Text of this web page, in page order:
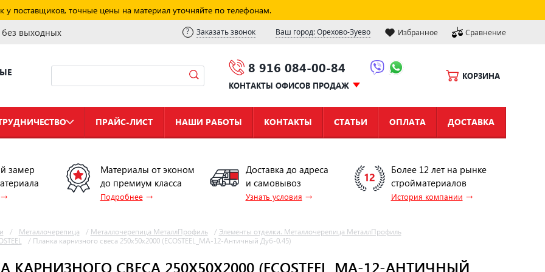
у поставщиков, точные цены на материал уточняйте по телефонам.
выходных Заказать звонок Ваш город: Орехово-Зуево Избранное Сравнение
8 916 084-00-84
КОНТАКТЫ ОФИСОВ ПРОДАЖ
КОРЗИНА
ПРАЙС-ЛИСТ НАШИ РАБОТЫ КОНТАКТЫ СТАТЬИ ОПЛАТА ДОСТАВКА
замер
Материалы от эконом
до премиум класса
Подробнее→
Доставка до адреса
и самовывоз
Узнать условия →
Более 12 лет на рынке
стройматериалов
История компании →
/ Металлочерепица / Металлочерепица МеталлПрофиль / Элементы отделки. Металлочерепица МеталлПрофиль
/ Планка карнизного свеса 250х50х2000 (ECOSTEEL_MA-12-Античный Дуб-0.45)
КАРНИЗНОГО СВЕСА 250Х50Х2000 (ECOSTEEL_MA-12-АНТИЧНЫЙ